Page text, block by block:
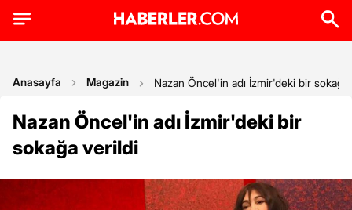
Anasayfa Magazin Nazan Öncel'in adı İzmir'deki bir
Nazan Öncel'in adı İzmir'deki bir
sokağa verildi